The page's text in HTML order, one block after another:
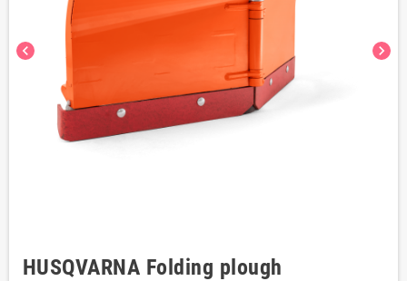
chevron_left chevron_right
HUSQVARNA Folding plough